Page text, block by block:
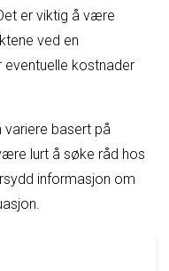
er viktig å være
ved en
kostnader
variere basert på
lurt å søke råd hos
informasjon om